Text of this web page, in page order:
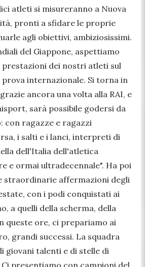
atleti si misureranno a Nuova
pronti a sfidare le proprie
agli obiettivi, ambiziosissimi.
del Giappone, aspettiamo
prestazioni dei nostri atleti sul
prova internazionale. Si torna in
ancora una volta alla RAI, e
sarà possibile godersi da
con ragazze e ragazzi
i salti e i lanci, interpreti di
dell'Italia dell'atletica
e ormai ultradecennale". Ha poi
straordinarie affermazioni degli
con i podi conquistati ai
a quelli della scherma, della
queste ore, ci prepariamo ai
grandi successi. La squadra
giovani talenti e di stelle di
presentiamo con campioni del